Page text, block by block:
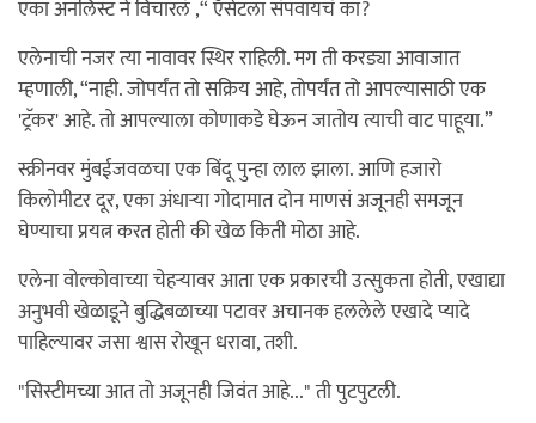
एका अनॅलिस्ट ने विचारलं ,“ ऍसेटला संपवायचं का?
एलेनाची नजर त्या नावावर स्थिर राहिली. मग ती करड्या आवाजात
म्हणाली, “नाही. जोपर्यंत तो सक्रिय आहे, तोपर्यंत तो आपल्यासाठी एक
'ट्रॅकर' आहे. तो आपल्याला कोणाकडे घेऊन जातोय त्याची वाट पाहूया.”
स्क्रीनवर मुंबईजवळचा एक बिंदू पुन्हा लाल झाला. आणि हजारो
किलोमीटर दूर, एका अंधाऱ्या गोदामात दोन माणसं अजूनही समजून
घेण्याचा प्रयत्न करत होती की खेळ किती मोठा आहे.
एलेना वोल्कोवाच्या चेहऱ्यावर आता एक प्रकारची उत्सुकता होती, एखाद्या
अनुभवी खेळाडूने बुद्धिबळाच्या पटावर अचानक हललेले एखादे प्यादे
पाहिल्यावर जसा श्वास रोखून धरावा, तशी.
"सिस्टीमच्या आत तो अजूनही जिवंत आहे..." ती पुटपुटली.